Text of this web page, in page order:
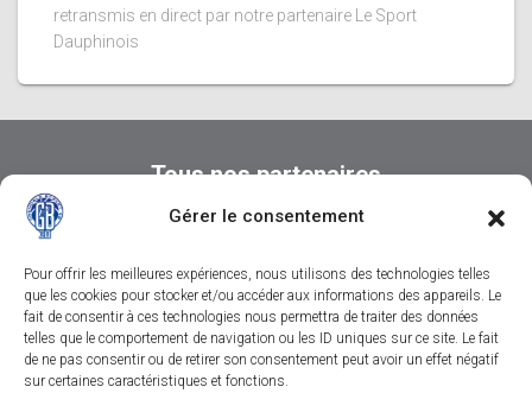
Gérer le consentement
Pour offrir les meilleures expériences, nous utilisons des technologies telles
que les cookies pour stocker et/ou accéder aux informations des appareils. Le
fait de consentir à ces technologies nous permettra de traiter des données
telles que le comportement de navigation ou les ID uniques sur ce site. Le fait
de ne pas consentir ou de retirer son consentement peut avoir un effet négatif
sur certaines caractéristiques et fonctions.
retransmis en direct par notre partenaire Le Sport
Dauphinois
Tous nos partenaires